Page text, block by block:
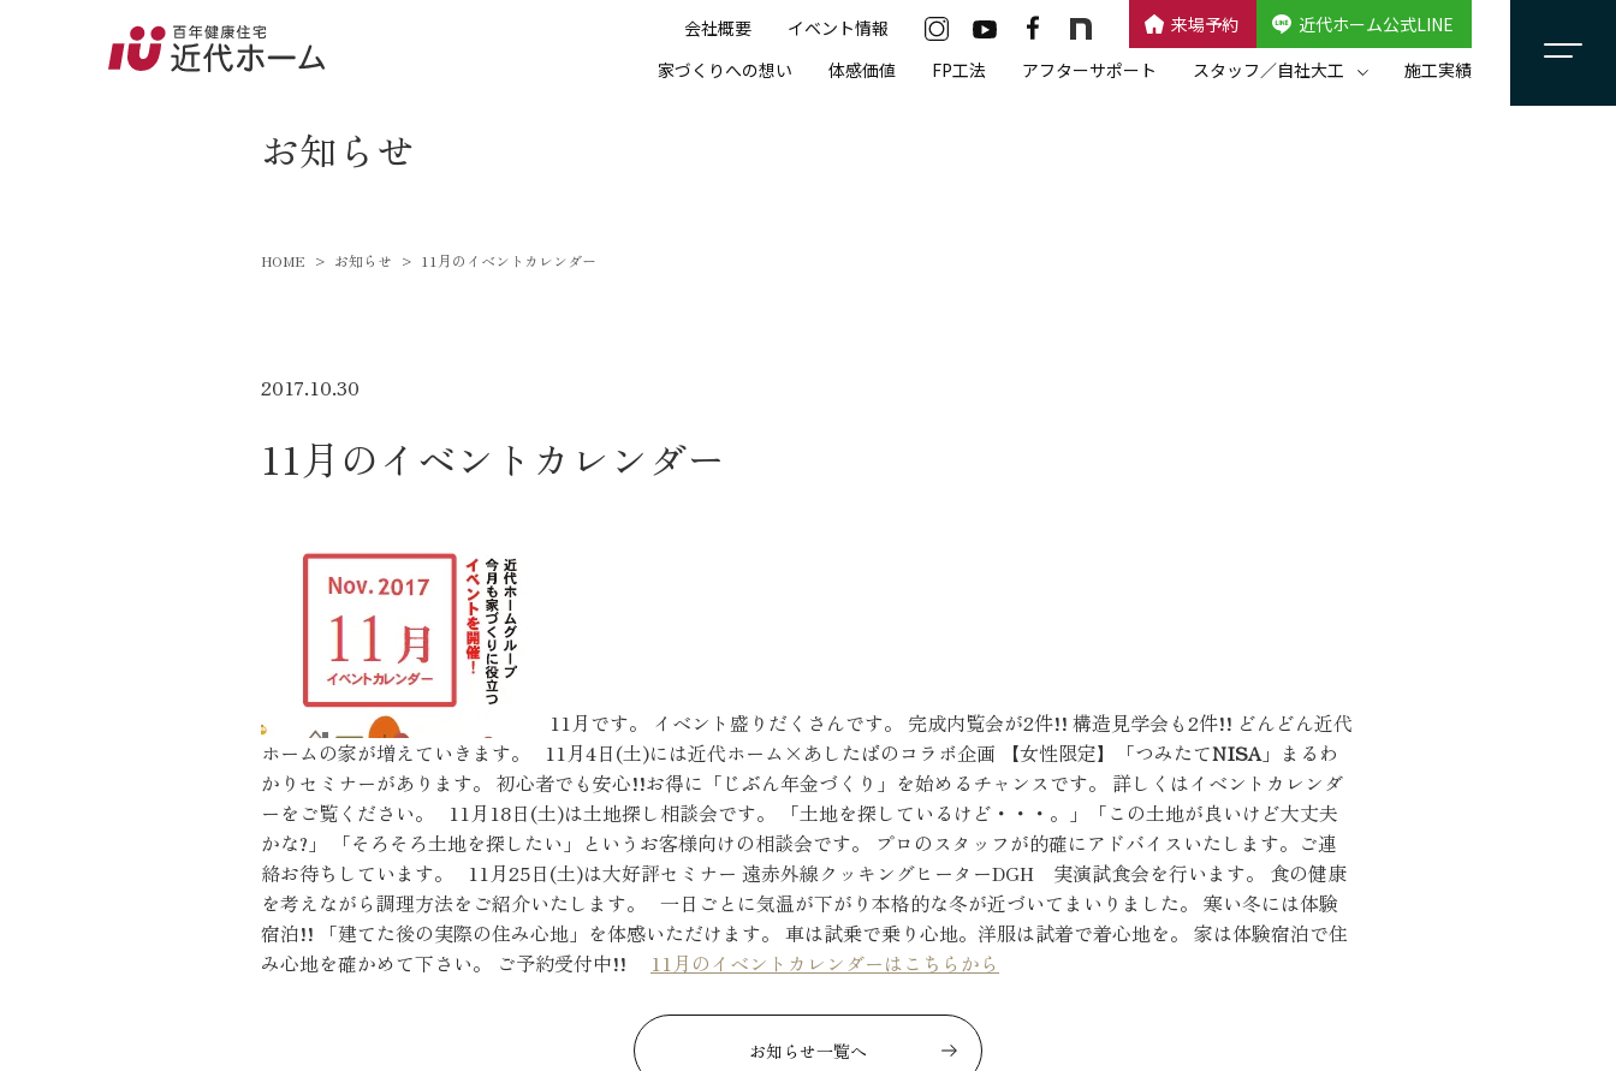
会社概要 イベント情報 来場予約
近代ホーム公式LINE
家づくりへの想い
体感価値 FP工法 アフターサポート スタッフ／自社大工 施工実績
近代ホーム公式LINE
CLOSE×
家づくりへの想い
アフターサポート
住宅イベント情報
近代ホームについて
スタッフ紹介
自社大工集団「名匠会」
ホームオーナー様が集う会『100TOMO』
近代ホームの家づくりサポート
家づくりの流れ
アフターフォローコンシェルジュ
ベストバリューホーム
住宅ローン支援
ZEHについて
お知らせ
HOME お知らせ 11月のイベントカレンダー
2017.10.30
11月のイベントカレンダー
11月です。 イベント盛りだくさんです。 完成内覧会が2件!! 構造見学会も2件!! どんどん近代
ホームの家が増えていきます。 11月4日(土)には近代ホーム×あしたばのコラボ企画 【女性限定】「つみたてNISA」まるわ
かりセミナーがあります。 初心者でも安心!!お得に「じぶん年金づくり」を始めるチャンスです。 詳しくはイベントカレンダ
ーをご覧ください。 11月18日(土)は土地探し相談会です。 「土地を探しているけど・・・。」「この土地が良いけど大丈夫
かな?」 「そろそろ土地を探したい」というお客様向けの相談会です。 プロのスタッフが的確にアドバイスいたします。ご連
絡お待ちしています。 11月25日(土)は大好評セミナー 遠赤外線クッキングヒーターDGH 実演試食会を行います。 食の健康
を考えながら調理方法をご紹介いたします。 一日ごとに気温が下がり本格的な冬が近づいてまいりました。 寒い冬には体験
宿泊!! 「建てた後の実際の住み心地」を体感いただけます。 車は試乗で乗り心地。洋服は試着で着心地を。 家は体験宿泊で住
み心地を確かめて下さい。 ご予約受付中!! 11月のイベントカレンダーはこちらから
お知らせ一覧へ